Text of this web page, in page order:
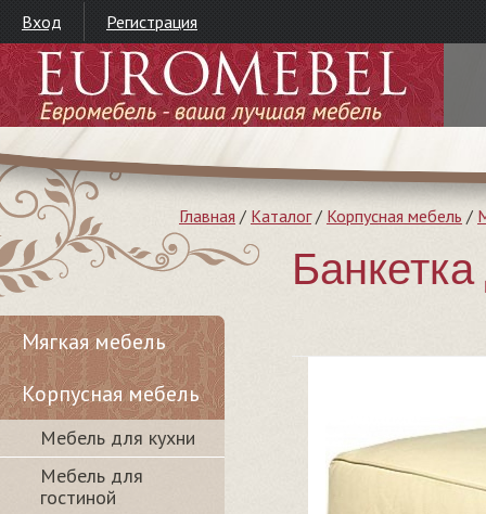
Вход Регистрация
Главная / Каталог/ Корпусная мебель /
Мягкая мебель
Корпусная мебель
Мебель для кухни
Мебель для
гостиной